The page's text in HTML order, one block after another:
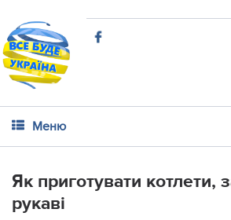
Меню
Як приготувати котлети,
рукаві